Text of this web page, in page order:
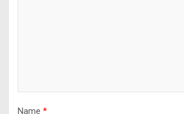
Name *